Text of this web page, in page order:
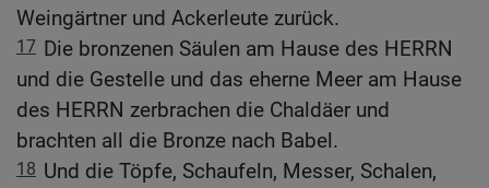
Weingärtner und Ackerleute zurück.
17 Die bronzenen Säulen am Hause des HERRN
und die Gestelle und das eherne Meer am Hause
des HERRN zerbrachen die Chaldäer und
brachten all die Bronze nach Babel.
18 Und die Töpfe, Schaufeln, Messer, Schalen,